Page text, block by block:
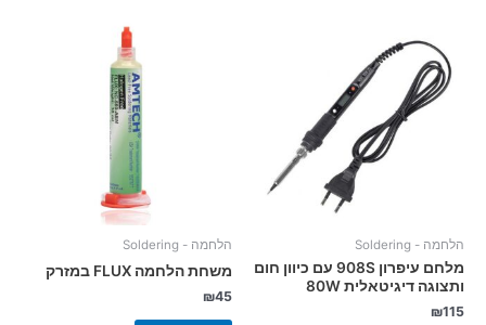
הלחמה - Soldering
מלחם עיפרון 908S עם כיוון חום
ותצוגה דיגיטאלית 80W
₪115
הלחמה - Soldering
משחת הלחמה FLUX במזרק
₪45